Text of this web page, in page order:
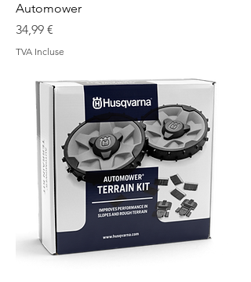
Automower
Prix
34,99 €
TVA Incluse